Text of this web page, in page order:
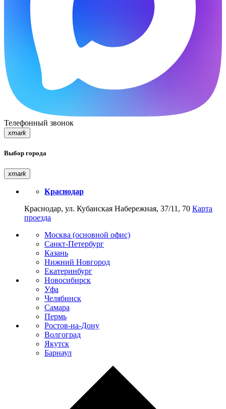
Телефонный звонок
xmark
Выбор города
xmark
Краснодар
Краснодар, ул. Кубанская Набережная, 37/11, 70 Карта
проезда
Москва (основной офис)
Санкт-Петербург
Казань
Нижний Новгород
Екатеринбург
Новосибирск
Уфа
Челябинск
Самара
Пермь
Ростов-на-Дону
Волгоград
Якутск
Барнаул